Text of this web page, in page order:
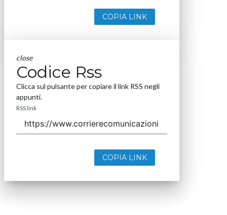
COPIA LINK
close
Codice Rss
Clicca sul pulsante per copiare il link RSS negli
appunti.
RSS link
COPIA LINK